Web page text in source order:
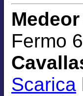
Fermo
Scarica